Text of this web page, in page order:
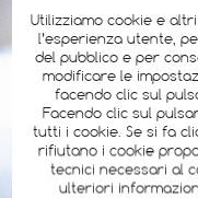
Utilizziamo cookie e
l’esperienza utente,
del pubblico e per
modificare le
facendo clic sul
Facendo clic sul
tutti i cookie. Se si fa
rifiutano i cookie
tecnici necessari al
ulteriori